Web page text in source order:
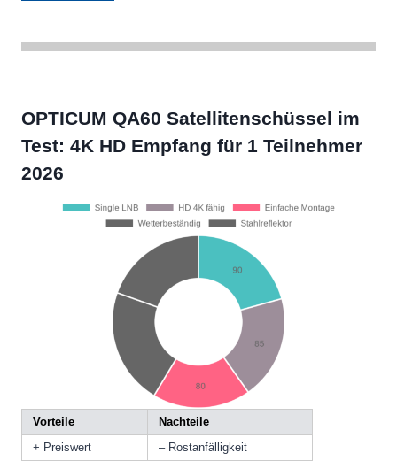
OPTICUM QA60 Satellitenschüssel im
Test: 4K HD Empfang für 1 Teilnehmer
2026
Vorteile
Nachteile
+ Preiswert
– Rostanfälligkeit